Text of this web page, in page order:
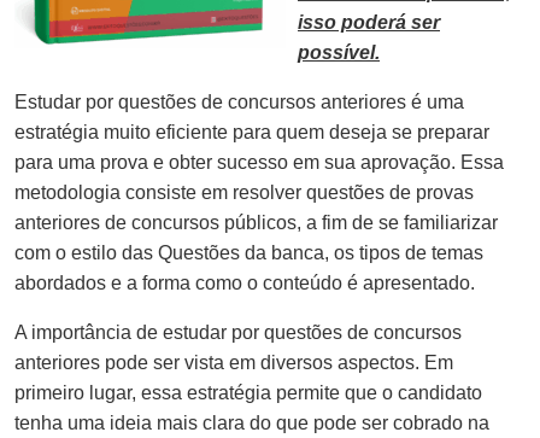
isso poderá ser
possível.
Estudar por questões de concursos anteriores é uma
estratégia muito eficiente para quem deseja se preparar
para uma prova e obter sucesso em sua aprovação. Essa
metodologia consiste em resolver questões de provas
anteriores de concursos públicos, a fim de se familiarizar
com o estilo das Questões da banca, os tipos de temas
abordados e a forma como o conteúdo é apresentado.
A importância de estudar por questões de concursos
anteriores pode ser vista em diversos aspectos. Em
primeiro lugar, essa estratégia permite que o candidato
tenha uma ideia mais clara do que pode ser cobrado na